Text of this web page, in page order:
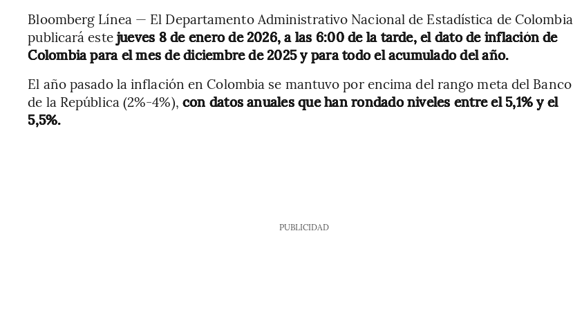
Bloomberg Línea — El Departamento Administrativo Nacional de Estadística de Colombia
publicará estejueves 8 de enero de 2026, a las 6:00 de la tarde, el dato de inflación de
Colombia para el mes de diciembre de 2025 y para todo el acumulado del año.
El año pasado la inflación en Colombia se mantuvo por encima del rango meta del Banco
de la República (2%-4%), con datos anuales que han rondado niveles entre el 5,1% y el
5,5%.
PUBLICIDAD